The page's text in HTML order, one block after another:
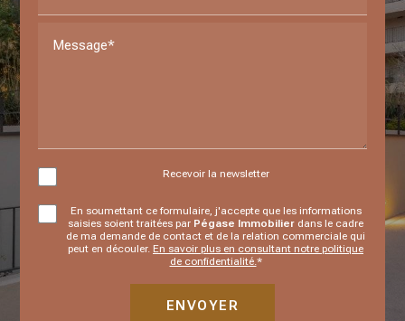
Message*
Recevoir la newsletter
En soumettant ce formulaire, j'accepte que les informations
saisies soient traitées par Pégase Immobilier dans le cadre
de ma demande de contact et de la relation commerciale qui
peut en découler. En savoir plus en consultant notre politique
de confidentialité. *